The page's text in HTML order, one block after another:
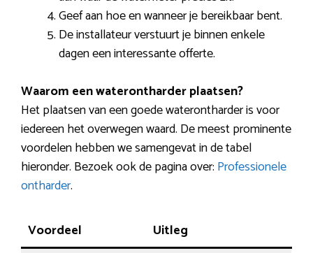
Geef aan hoe en wanneer je bereikbaar bent.
De installateur verstuurt je binnen enkele
dagen een interessante offerte.
Waarom een waterontharder plaatsen?
Het plaatsen van een goede waterontharder is voor
iedereen het overwegen waard. De meest prominente
voordelen hebben we samengevat in de tabel
hieronder. Bezoek ook de pagina over: Professionele
ontharder.
Voordeel Uitleg